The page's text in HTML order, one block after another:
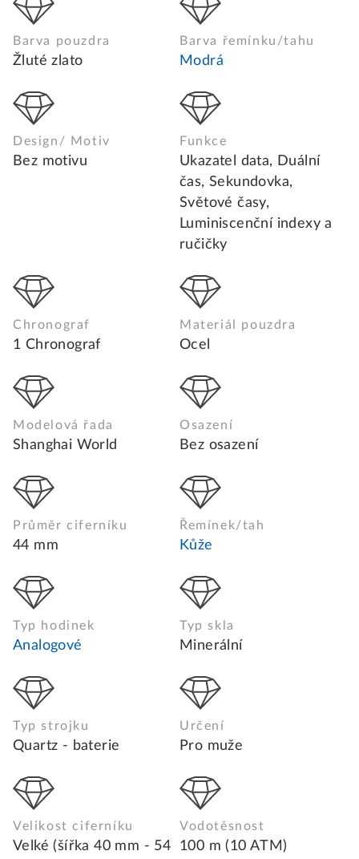
Barva pouzdra
Žluté zlato
Barva řemínku/tahu
Modrá
Design/ Motiv
Bez motivu
Funkce
Ukazatel data, Duální
čas, Sekundovka,
Světové časy,
Luminiscenční indexy a
ručičky
Chronograf
1 Chronograf
Materiál pouzdra
Ocel
Modelová řada
Shanghai World
Osazení
Bez osazení
Průměr ciferníku
44 mm
Řemínek/tah
Kůže
Typ hodinek
Analogové
Typ skla
Minerální
Typ strojku
Quartz - baterie
Určení
Pro muže
Velikost ciferníku
Velké (šířka 40 mm - 54
Vodotěsnost
100 m (10 ATM)